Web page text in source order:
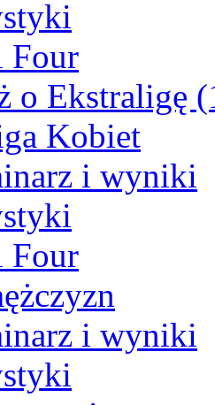
Four
o Ekstraligę
Kobiet
i wyniki
Four
i wyniki